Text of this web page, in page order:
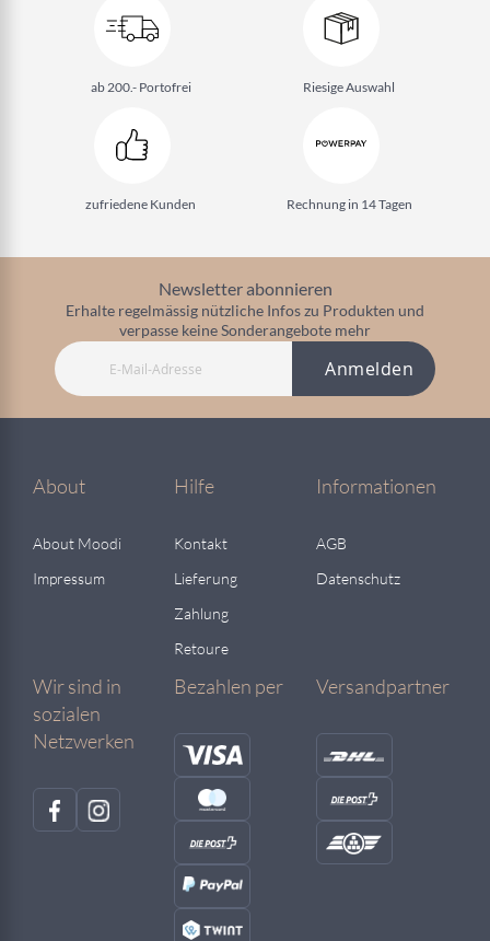
ab 200.- Portofrei Riesige Auswahl
zufriedene Kunden Rechnung in 14 Tagen
Newsletter abonnieren
Erhalte regelmässig nützliche Infos zu Produkten und
verpasse keine Sonderangebote mehr
Anmelden
About
About Moodi
Impressum
Hilfe
Kontakt
Lieferung
Zahlung
Retoure
Informationen
AGB
Datenschutz
Wir sind in
sozialen
Netzwerken
Bezahlen per Versandpartner